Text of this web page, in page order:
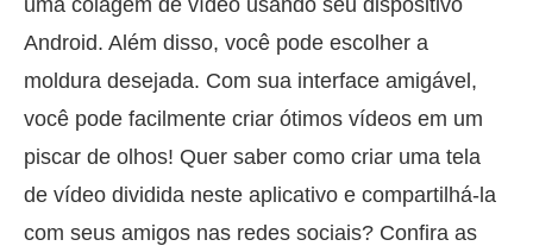
Android. Além disso, você pode escolher a
moldura desejada. Com sua interface amigável,
você pode facilmente criar ótimos vídeos em um
piscar de olhos! Quer saber como criar uma tela
de vídeo dividida neste aplicativo e compartilhá-la
com seus amigos nas redes sociais? Confira as